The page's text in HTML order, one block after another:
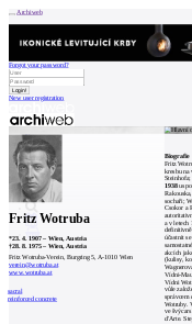
Archiweb
Forgot your password?
New user registration
News
Architects
Buildings
Catalogue
E-shop
Job find
165
cz
Fritz Wotruba
*23. 4. 1907– Wien, Austria
†28. 8. 1975– Wien, Austria
Fritz Wotruba-Verein, Burgring 5, A-1010 Wien
verein@wotruba.at
www.wotruba.at
sacral
reinforced concrete
Biografie
Fritz
kresbu na
Steinhofa;
1938
sochaři;
Csokor a
a v letech
účastnit
akcích
(kulisy,
Vídni-
Vídni
vůle
správcem
Wotruby.
ve
d'Arte.